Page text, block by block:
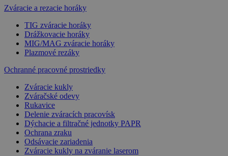
Zváracie a rezacie horáky
TIG zváracie horáky
Drážkovacie horáky
MIG/MAG zváracie horáky
Plazmové rezáky
Ochranné pracovné prostriedky
Zváracie kukly
Zváračské odevy
Rukavice
Delenie zváracích pracovísk
Dýchacie a filtračné jednotky PAPR
Ochrana zraku
Odsávacie zariadenia
Zváracie kukly na zváranie laserom